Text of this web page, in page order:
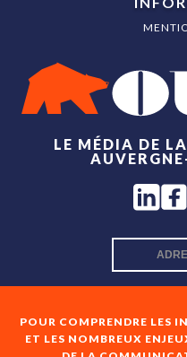
POUR COMPRENDRE LES
ET LES NOMBREUX
LE MÉDIA DE